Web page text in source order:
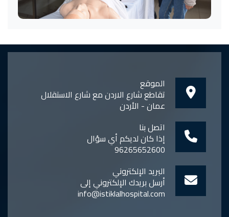
الموقع
تقاطع شارع الاردن مع شارع الاستقلال
عمان - الأردن
اتصل بنا
إذا كان لديكم أي سؤال
96265652600
البريد الإلكتروني
أرسل بريدك الإلكتروني إلى
info@istiklalhospital.com